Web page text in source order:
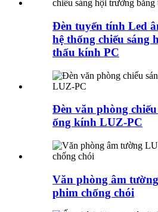
Đèn tuyến tính Led
hệ thống chiếu sáng
thấu kính PC
Đèn văn phòng
ống kính LUZ-PC
Văn phòng âm
phim chống chói